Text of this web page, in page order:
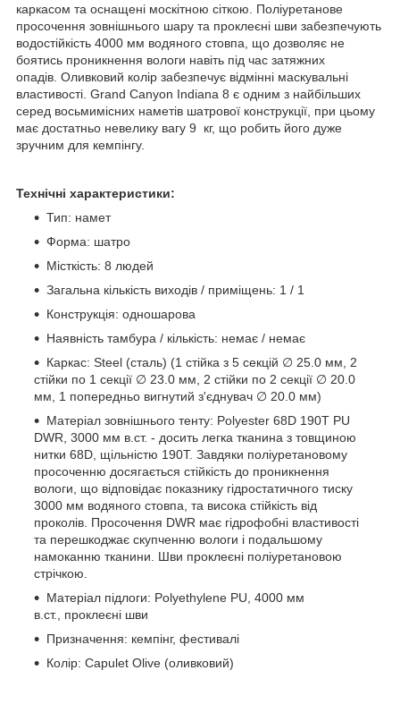
каркасом та оснащені москітною сіткою. Поліуретанове
просочення зовнішнього шару та проклеєні шви забезпечують
водостійкість 4000 мм водяного стовпа, що дозволяє не
боятись проникнення вологи навіть під час затяжних
опадів. Оливковий колір забезпечує відмінні маскувальні
властивості. Grand Canyon Indiana 8 є одним з найбільших
серед восьмимісних наметів шатрової конструкції, при цьому
має достатньо невелику вагу 9 кг, що робить його дуже
зручним для кемпінгу.
Технічні характеристики:
Тип: намет
Форма: шатро
Місткість: 8 людей
Загальна кількість виходів / приміщень: 1 / 1
Конструкція: одношарова
Наявність тамбура / кількість: немає / немає
Каркас: Steel (сталь) (1 стійка з 5 секцій ∅ 25.0 мм, 2
стійки по 1 секції ∅ 23.0 мм, 2 стійки по 2 секції ∅ 20.0
мм, 1 попередньо вигнутий з'єднувач ∅ 20.0 мм)
Матеріал зовнішнього тенту: Polyester 68D 190T PU
DWR, 3000 мм в.ст. - досить легка тканина з товщиною
нитки 68D, щільністю 190T. Завдяки поліуретановому
просоченню досягається стійкість до проникнення
вологи, що відповідає показнику гідростатичного тиску
3000 мм водяного стовпа, та висока стійкість від
проколів. Просочення DWR має гідрофобні властивості
та перешкоджає скупченню вологи і подальшому
намоканню тканини. Шви проклеєні поліуретановою
стрічкою.
Матеріал підлоги: Polyethylene PU, 4000 мм
в.ст., проклеєні шви
Призначення: кемпінг, фестивалі
Колір: Capulet Olive (оливковий)